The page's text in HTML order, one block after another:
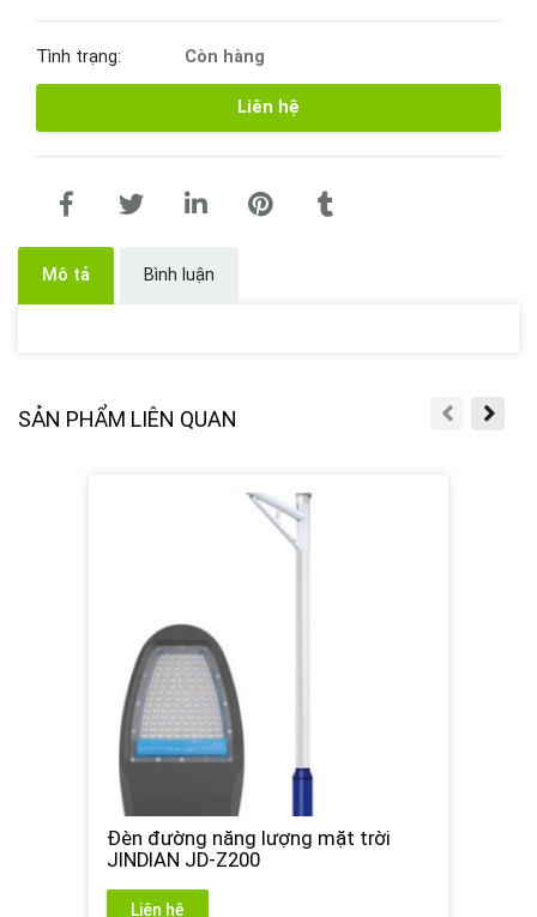
Tình trạng: Còn hàng
Liên hệ
Mô tả Bình luận
SẢN PHẨM LIÊN QUAN
Đèn đường năng lượng mặt trời
JINDIAN JD-Z200
Liên hệ